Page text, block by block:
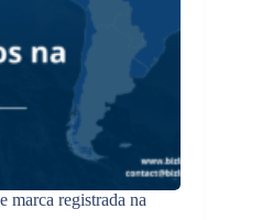
marca registrada na